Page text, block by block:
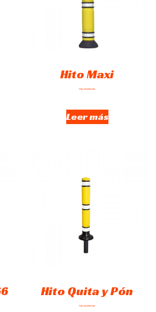
Hito Maxi
Hay existencias
Leer más
Hito Quita y Pón
Hay existencias